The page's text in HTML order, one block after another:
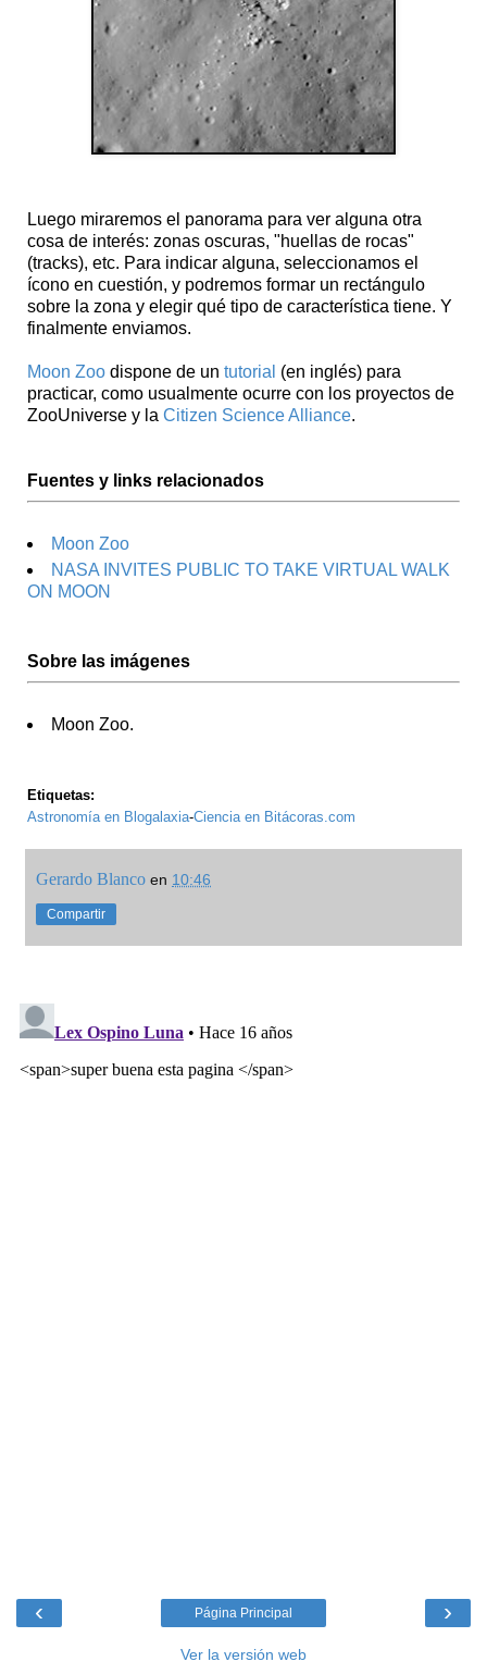
Luego miraremos el panorama para ver alguna otra
cosa de interés: zonas oscuras, "huellas de rocas"
(tracks), etc. Para indicar alguna, seleccionamos el
ícono en cuestión, y podremos formar un rectángulo
sobre la zona y elegir qué tipo de característica tiene. Y
finalmente enviamos.
Moon Zoo dispone de un tutorial (en inglés) para
practicar, como usualmente ocurre con los proyectos de
ZooUniverse y la Citizen Science Alliance.
Fuentes y links relacionados
Moon Zoo
NASA INVITES PUBLIC TO TAKE VIRTUAL WALK
ON MOON
Sobre las imágenes
Moon Zoo.
Etiquetas:
Astronomía en Blogalaxia-Ciencia en Bitácoras.com
Gerardo Blanco en 10:46
Compartir
‹ ›
Página Principal
Ver la versión web